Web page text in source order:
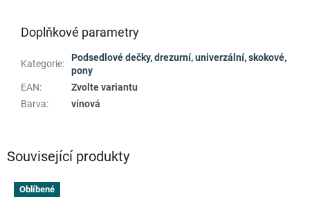
Související produkty
Oblíbené
Doplňkové parametry
Kategorie:
Podsedlové dečky, drezurní, univerzální, skokové,
pony
EAN:
Zvolte variantu
Barva: vínová